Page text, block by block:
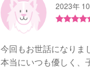
2023年
今回もお世話になりま
本当にいつも優しく、